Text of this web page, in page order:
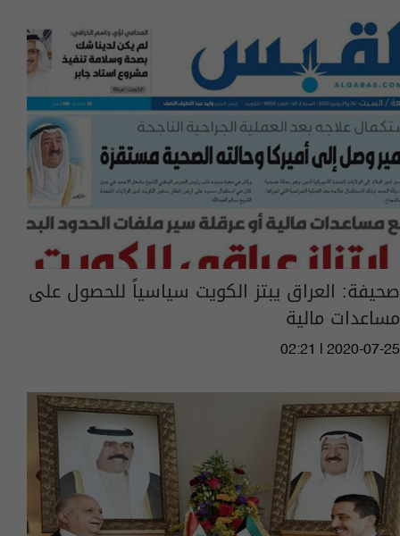
صحيفة: العراق يبتز الكويت سياسياً للحصول على
مساعدات مالية
02:21 | 2020-07-25